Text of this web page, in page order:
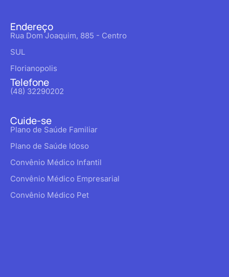
Endereço
Rua Dom Joaquim, 885 - Centro
SUL
Florianopolis
Telefone
(48) 32290202
Cuide-se
Plano de Saúde Familiar
Plano de Saúde Idoso
Convênio Médico Infantil
Convênio Médico Empresarial
Convênio Médico Pet